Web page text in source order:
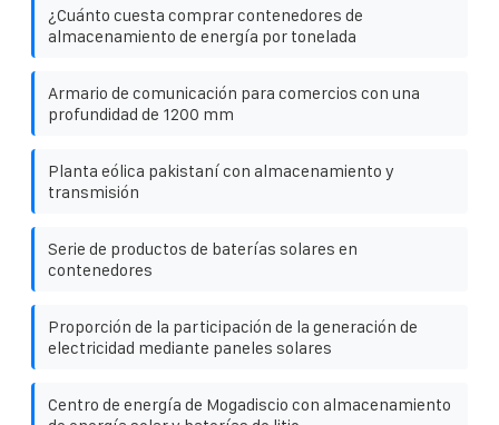
¿Cuánto cuesta comprar contenedores de
almacenamiento de energía por tonelada
Armario de comunicación para comercios con una
profundidad de 1200 mm
Planta eólica pakistaní con almacenamiento y
transmisión
Serie de productos de baterías solares en
contenedores
Proporción de la participación de la generación de
electricidad mediante paneles solares
Centro de energía de Mogadiscio con almacenamiento